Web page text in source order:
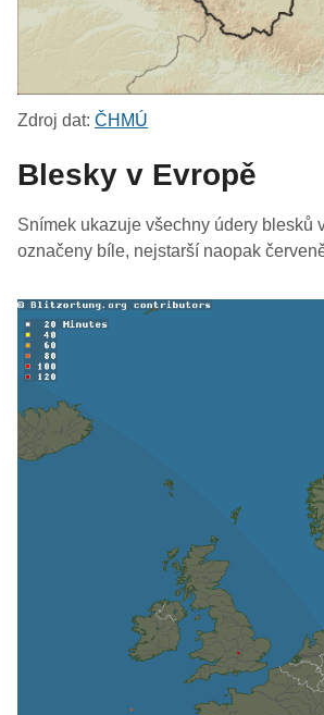
Zdroj dat:ČHMÚ
Blesky v Evropě
Snímek ukazuje všechny údery blesků
označeny bíle, nejstarší naopak